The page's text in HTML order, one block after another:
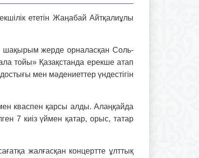
ететін Жаңабай Айтқалиұлы
шақырым жерде орналасқан Соль-
тойы» Қазақстанда ерекше атап
мен мәден­иет­тер үндестігін
квас­пен қарсы алды. Алаңқайда
7 киіз үймен қатар, орыс, татар
жалғасқан концертте ұлттық